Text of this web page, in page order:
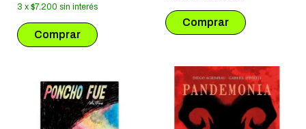
3 x $7.200 sin interés